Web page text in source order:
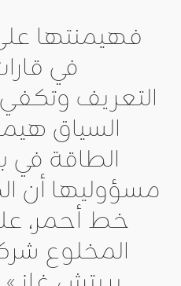
فهيمنتها
في
التعريف
السياق
الطاقة في
مسؤوليها أن
خط أحمر،
المخلوع